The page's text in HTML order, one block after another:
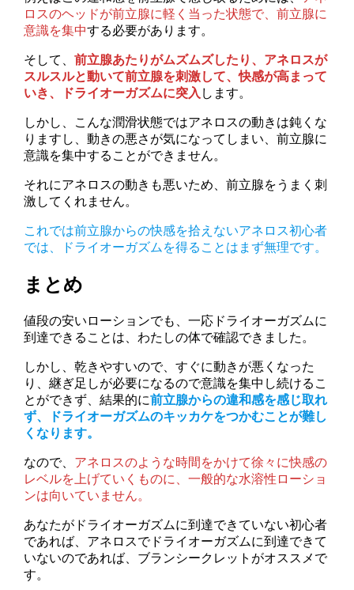
ロスのヘッドが前立腺に軽く当った状態で、前立腺に
意識を集中する必要があります。
そして、前立腺あたりがムズムズしたり、アネロスが
スルスルと動いて前立腺を刺激して、快感が高まって
いき、ドライオーガズムに突入 します。
しかし、こんな潤滑状態ではアネロスの動きは鈍くな
りますし、動きの悪さが気になってしまい、前立腺に
意識を集中することができません。
それにアネロスの動きも悪いため、前立腺をうまく刺
激してくれません。
これでは前立腺からの快感を拾えないアネロス初心者
では、ドライオーガズムを得ることはまず無理です。
まとめ
値段の安いローションでも、一応ドライオーガズムに
到達できることは、わたしの体で確認できました。
しかし、乾きやすいので、すぐに動きが悪くなった
り、継ぎ足しが必要になるので意識を集中し続けるこ
とができず、結果的に前立腺からの違和感を感じ取れ
ず、ドライオーガズムのキッカケをつかむことが難し
くなります。
なので、 アネロスのような時間をかけて徐々に快感の
レベルを上げていくものに、一般的な水溶性ローショ
ンは向いていません。
あなたがドライオーガズムに到達できていない初心者
であれば、アネロスでドライオーガズムに到達できて
いないのであれば、ブランシークレットがオススメで
す。